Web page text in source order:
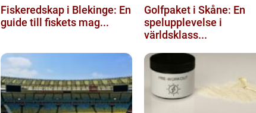
Fiskeredskap i Blekinge: En
guide till fiskets mag...
Golfpaket i Skåne: En
spelupplevelse i
världsklass...